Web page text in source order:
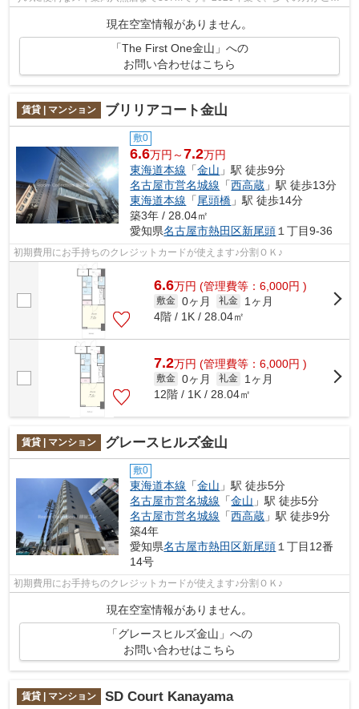
足の物件はこちらです。今や必需品とも...
現在空室情報がありません。
「The First One金山」への
お問い合わせはこちら
賃貸 | マンション ブリリアコート金山
敷0
6.6万円～7.2万円
東海道本線 「金山 」駅 徒歩9分
名古屋市営名城線 「西高蔵 」駅 徒歩13分
東海道本線 「尾頭橋 」駅 徒歩14分
築3年 / 28.04㎡
愛知県名古屋市熱田区新尾頭１丁目9-36
初期費用にお手持ちのクレジットカードが使えます♪分割ＯＫ♪
6.6万円 (管理費等：6,000円 )
敷金 0ヶ月 礼金
1ヶ月
4階 / 1K / 28.04㎡
7.2万円 (管理費等：6,000円 )
敷金 0ヶ月 礼金
1ヶ月
12階 / 1K / 28.04㎡
賃貸 | マンション グレースヒルズ金山
敷0
東海道本線 「金山 」駅 徒歩5分
名古屋市営名城線 「金山 」駅 徒歩5分
名古屋市営名城線 「西高蔵 」駅 徒歩9分
築4年
愛知県名古屋市熱田区新尾頭 １丁目12番
14号
初期費用にお手持ちのクレジットカードが使えます♪分割ＯＫ♪
現在空室情報がありません。
「グレースヒルズ金山」への
お問い合わせはこちら
賃貸 | マンション SD Court Kanayama